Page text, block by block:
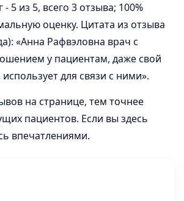
5 из 5, всего 3 отзыва; 100%
оценку. Цитата из отзыва
«Анна Рафвэловна врач с
у пациентам, даже свой
для связи с ними».
на странице, тем точнее
пациентов. Если вы здесь
впечатлениями.